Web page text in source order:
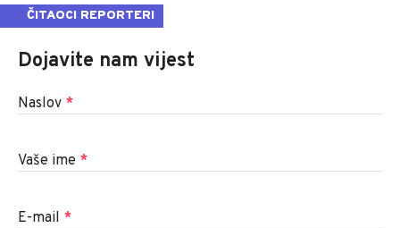
ČITAOCI REPORTERI
Dojavite nam vijest
Naslov *
Vaše ime *
E-mail *